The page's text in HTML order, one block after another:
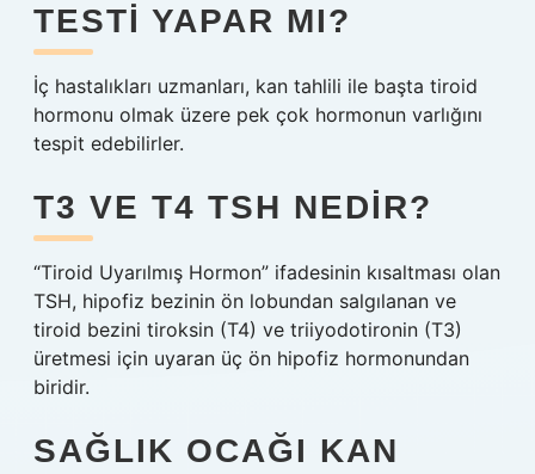
TESTI YAPAR MI?
İç hastalıkları uzmanları, kan tahlili ile başta tiroid
hormonu olmak üzere pek çok hormonun varlığını
tespit edebilirler.
T3 VE T4 TSH NEDIR?
“Tiroid Uyarılmış Hormon” ifadesinin kısaltması olan
TSH, hipofiz bezinin ön lobundan salgılanan ve
tiroid bezini tiroksin (T4) ve triiyodotironin (T3)
üretmesi için uyaran üç ön hipofiz hormonundan
biridir.
SAĞLIK OCAĞI KAN